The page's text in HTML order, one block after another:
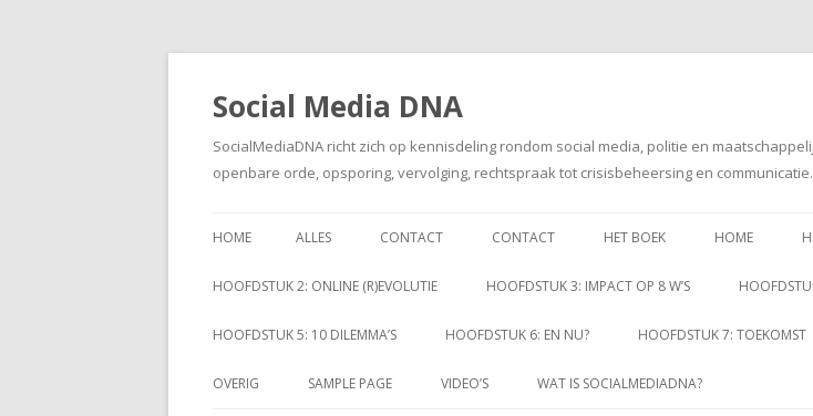
Social Media DNA
SocialMediaDNA richt zich op kennisdeling rondom social media, politie en
openbare orde, opsporing, vervolging, rechtspraak tot crisisbeheersing en communicatie.
naar
HOME ALLES CONTACT CONTACT HET BOEK HOME
HOOFDSTUK 2: ONLINE (R)EVOLUTIE HOOFDSTUK 3: IMPACT OP 8 W’S
HOOFDSTUK 5: 10 DILEMMA’S HOOFDSTUK 6: EN NU? HOOFDSTUK 7: TOEKOMST
OVERIG SAMPLE PAGE VIDEO’S WAT IS SOCIALMEDIADNA?